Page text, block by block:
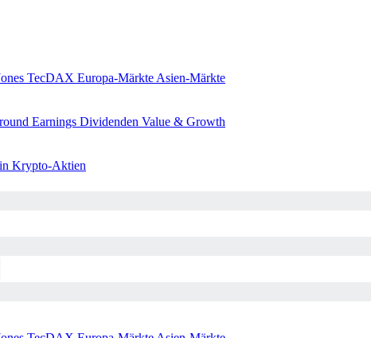
TecDAX Europa-Märkte Asien-Märkte
Earnings Dividenden Value & Growth
Krypto-Aktien